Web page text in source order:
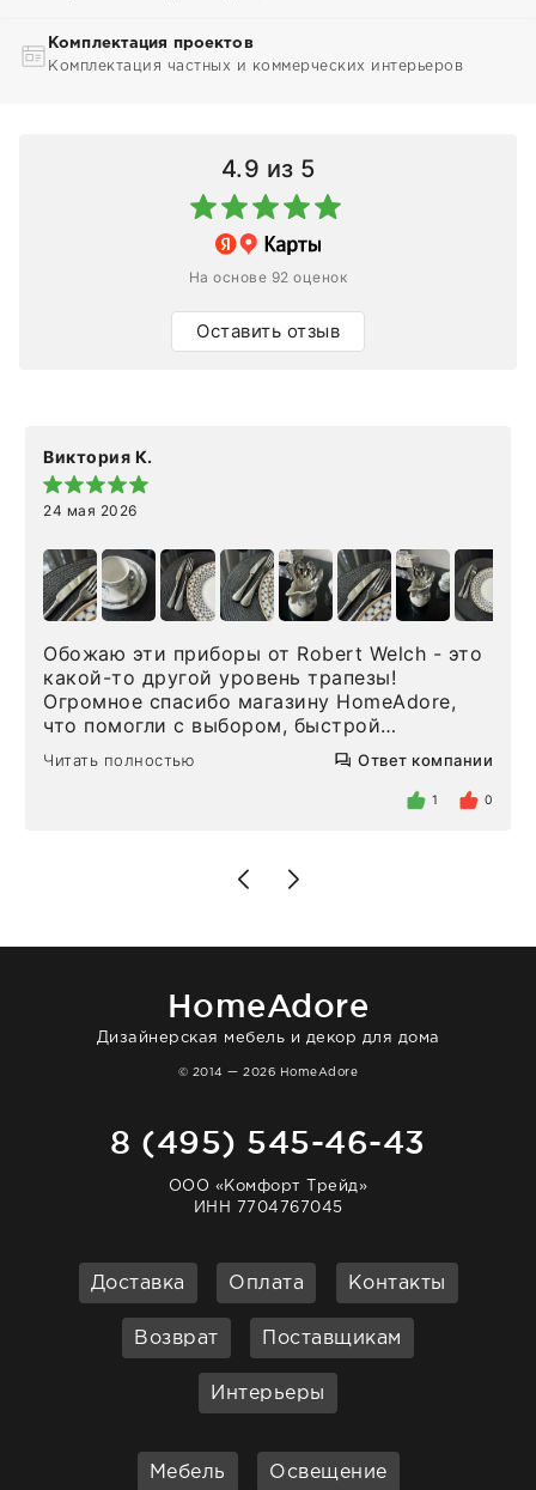
Комплектация проектов
Комплектация частных и коммерческих интерьеров
4.9 из 5
На основе 92 оценок
Оставить отзыв
Виктория К.
24 мая 2026
Обожаю эти приборы от Robert Welch - это
какой-то другой уровень трапезы!
Огромное спасибо магазину HomeAdore,
что помогли с выбором, быстрой
доставкой и высоким сервисом. Один раз
была здесь лично, забирала чайные ложки,
внутри очень много антикварной посуды,
Позже заказывала остальные приборы -
доставили сдэком на следующий день к
отвечает очень быстро. Взаимодействием
Читать полностью Ответ компании
1 0
HomeAdore
Дизайнерская мебель и декор для дома
© 2014 — 2026 HomeAdore
8 (495) 545-46-43
ООО «Комфорт Трейд»
ИНН 7704767045
Доставка Оплата Контакты
Возврат Поставщикам
Интерьеры
Мебель Освещение